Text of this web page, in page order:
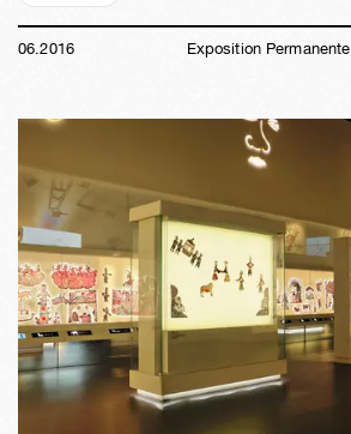
06.2016 Exposition Permanente